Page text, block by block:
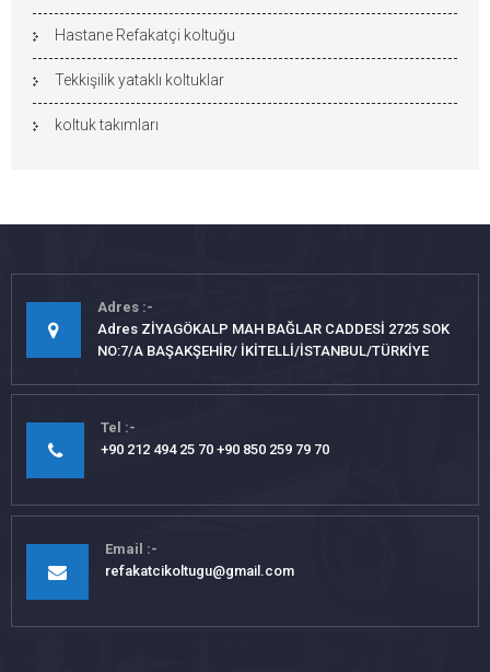
Hastane Refakatçi koltuğu
Tekkişilik yataklı koltuklar
koltuk takımları
Adres
Adres ZİYAGÖKALP MAH BAĞLAR CADDESİ 2725 SOK
NO:7/A BAŞAKŞEHİR/ İKİTELLİ/İSTANBUL/TÜRKİYE
Tel
+90 212 494 25 70 +90 850 259 79 70
Email
refakatcikoltugu@gmail.com